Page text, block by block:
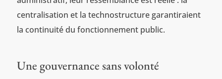
centralisation et la technostructure garantiraient
la continuité du fonctionnement public.
Une gouvernance sans volonté